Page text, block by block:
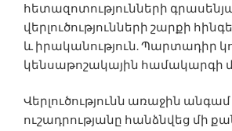
հետազոտությունների
վերլուծությունների շարքի
և իրականություն. Պարտադիր
կենսաթոշակային համակարգի
Վերլուծությունն առաջին
ուշադրությանը հանձնվեց մի